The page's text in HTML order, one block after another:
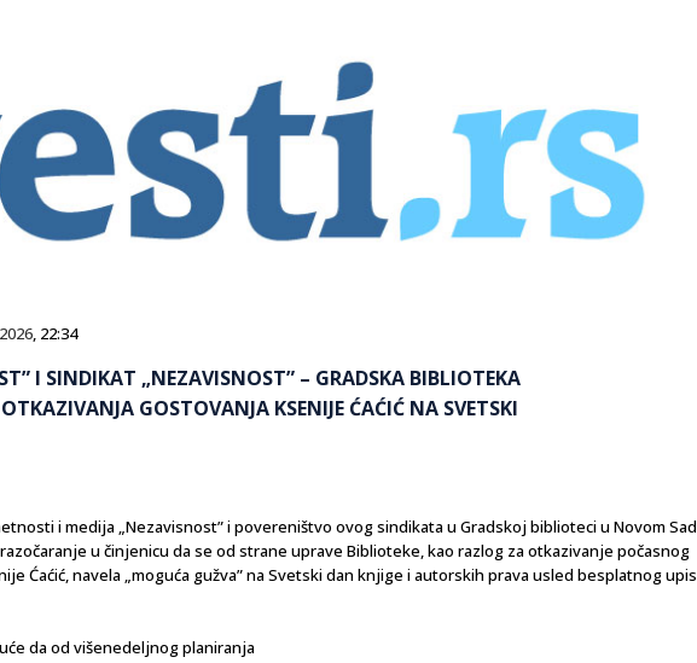
, 22:34
I SINDIKAT „NEZAVISNOST” – GRADSKA BIBLIOTEKA
GOSTOVANJA KSENIJE ĆAĆIĆ NA SVETSKI
i medija „Nezavisnost” i povereništvo ovog sindikata u Gradskoj biblioteci u Novom
u činjenicu da se od strane uprave Biblioteke, kao razlog za otkazivanje počasnog
Ćaćić, navela „moguća gužva” na Svetski dan knjige i autorskih prava usled besplatnog
da od višenedeljnog planiranja